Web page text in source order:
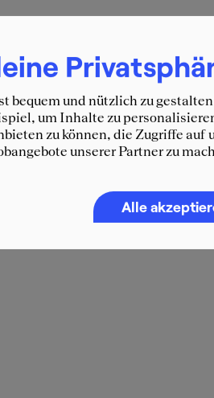
bequem und nützlich zu
um Inhalte zu
zu können, die Zugriffe auf
unserer Partner zu
Alle